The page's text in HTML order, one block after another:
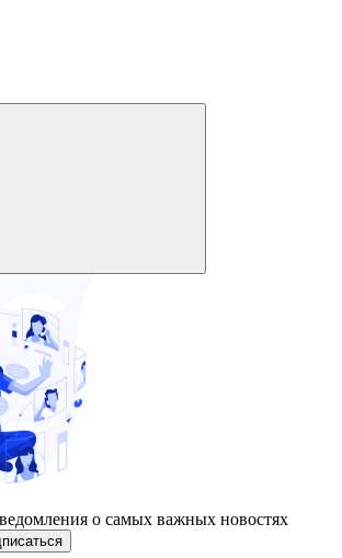
о самых важных новостях